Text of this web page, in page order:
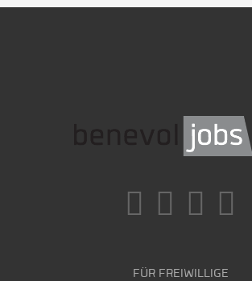
FÜR FREIWILLIGE